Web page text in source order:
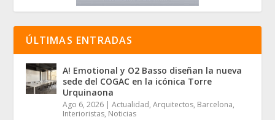
ÚLTIMAS ENTRADAS
A! Emotional y O2 Basso diseñan la nueva
sede del COGAC en la icónica Torre
Urquinaona
Ago 6, 2026 |Actualidad,Arquitectos, Barcelona,
Interioristas, Noticias